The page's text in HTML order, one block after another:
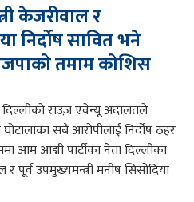
केजरीवाल र
निर्दोष सावित भने
तमाम कोशिस
राउज़ एवेन्यू अदालतले
सबै आरोपीलाई निर्दोष ठहर
आम आद्मी पार्टीका नेता दिल्लीका
पूर्व उपमुख्यमन्त्री मनीष सिसोदिया